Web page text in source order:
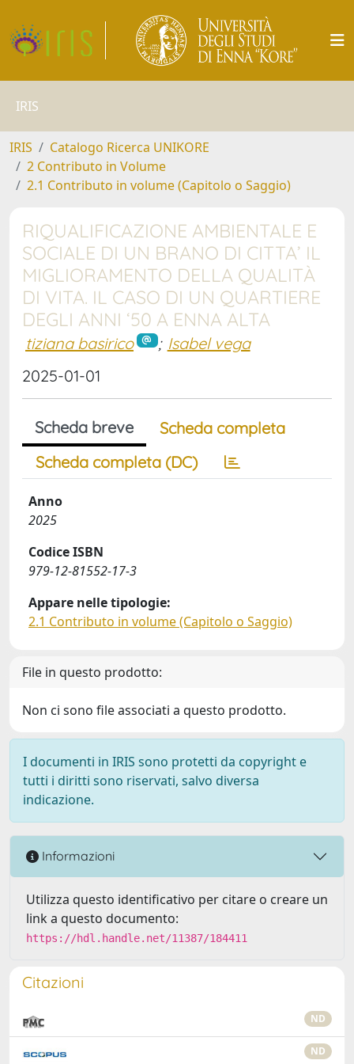
IRIS
IRIS
Catalogo Ricerca UNIKORE
2 Contributo in Volume
2.1 Contributo in volume (Capitolo o Saggio)
RIQUALIFICAZIONE AMBIENTALE E
SOCIALE DI UN BRANO DI CITTA’ IL
MIGLIORAMENTO DELLA QUALITÀ
DI VITA. IL CASO DI UN QUARTIERE
DEGLI ANNI ‘50 A ENNA ALTA
tiziana basirico ; Isabel vega
2025-01-01
Scheda breve
Scheda completa
Scheda completa (DC)
Anno
2025
Codice ISBN
979-12-81552-17-3
Appare nelle tipologie:
2.1 Contributo in volume (Capitolo o Saggio)
File in questo prodotto:
Non ci sono file associati a questo prodotto.
I documenti in IRIS sono protetti da copyright e
tutti i diritti sono riservati, salvo diversa
indicazione.
Informazioni
Utilizza questo identificativo per citare o creare un
link a questo documento:
https://hdl.handle.net/11387/184411
Citazioni
ND
ND